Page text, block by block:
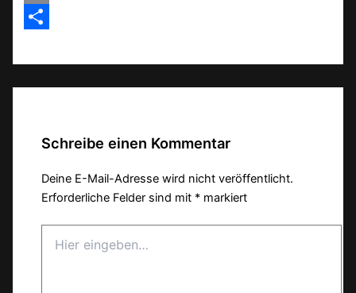
Email
Schreibe einen Kommentar
Deine E-Mail-Adresse wird nicht veröffentlicht.
Erforderliche Felder sind mit * markiert
eingeben…